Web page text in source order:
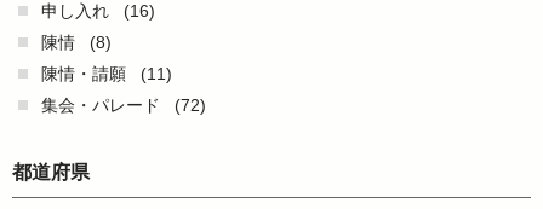
申し入れ
(16)
陳情
(8)
陳情・請願
(11)
集会・パレード
(72)
都道府県